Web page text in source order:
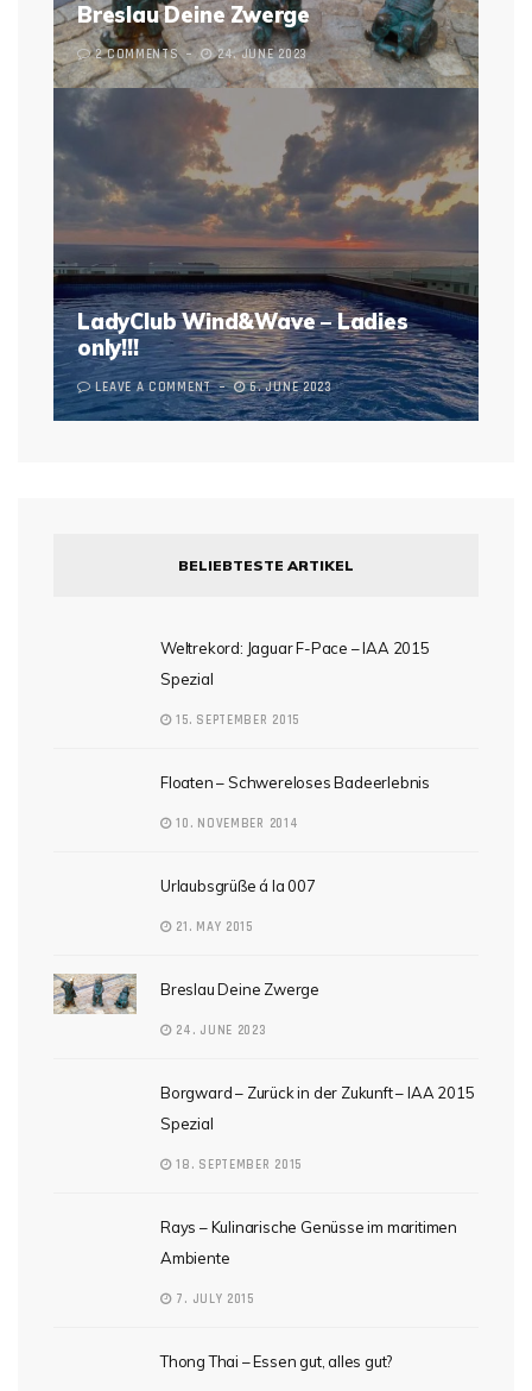
Breslau Deine Zwerge
2 COMMENTS 24. JUNE 2023
LadyClub Wind&Wave – Ladies
only!!!
LEAVE A COMMENT 6. JUNE 2023
BELIEBTESTE ARTIKEL
Weltrekord: Jaguar F-Pace – IAA 2015
Spezial
15. SEPTEMBER 2015
Floaten – Schwereloses Badeerlebnis
10. NOVEMBER 2014
Urlaubsgrüße á la 007
21. MAY 2015
Breslau Deine Zwerge
24. JUNE 2023
Borgward – Zurück in der Zukunft – IAA 2015
Spezial
18. SEPTEMBER 2015
Rays – Kulinarische Genüsse im maritimen
Ambiente
7. JULY 2015
Thong Thai – Essen gut, alles gut?